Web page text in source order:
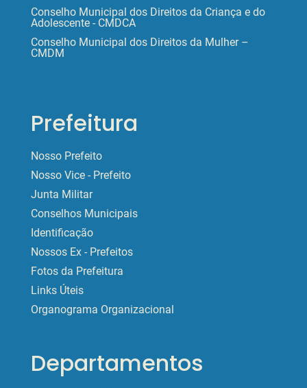
Conselho Municipal dos Direitos da Criança e do
Adolescente - CMDCA
Conselho Municipal dos Direitos da Mulher –
CMDM
Prefeitura
Nosso Prefeito
Nosso Vice - Prefeito
Junta Militar
Conselhos Municipais
Identificação
Nossos Ex - Prefeitos
Fotos da Prefeitura
Links Úteis
Organograma Organizacional
Departamentos